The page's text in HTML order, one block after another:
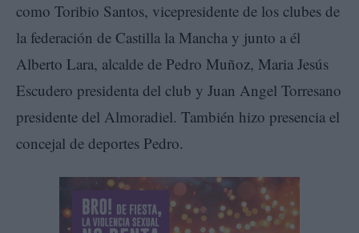
como Toribio Santos, vicepresidente de los clubes de
la federación de Castilla la Mancha y junto a él
Alberto Lara, alcalde de Pedro Muñoz, Maria Jesús
Escudero presidenta del club y Juan Angel Torresano
presidente del Almoradiel. También hizo presencia el
concejal de deportes Pedro.